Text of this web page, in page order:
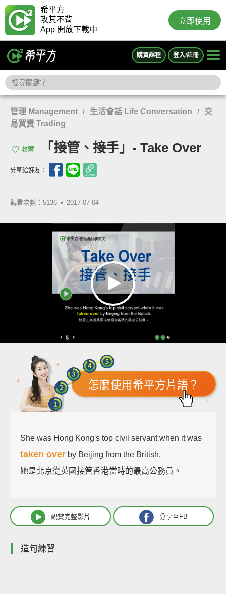
希平方
攻其不背
App 開放下載中
立即使用
購買課程 登入/註冊
管理 Management / 生活會話 Life Conversation /
交
易買賣 Trading
收藏 「接管、接手」- Take Over
分享給好友：
觀看次數：5136 • 2017-07-04
怎麼使用希平方片語？
She was Hong Kong's top civil servant when it was
taken over by Beijing from the British.
她是北京從英國接管香港當時的最高公務員。
觀賞完整影片 分享至FB
造句練習